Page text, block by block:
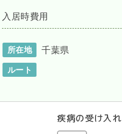
入居時費用
所在地 千葉県
ルート
疾病の受け入れ